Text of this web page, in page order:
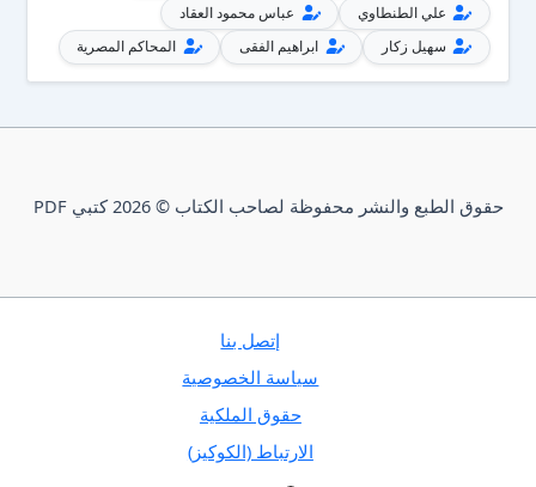
علي الطنطاوي
عباس محمود العقاد
سهيل زكار
ابراهيم الفقى المحاكم المصرية
حقوق الطبع والنشر محفوظة لصاحب الكتاب © 2026 كتبي PDF
إتصل بنا
سياسة الخصوصية
حقوق الملكية
الارتباط (الكوكيز)